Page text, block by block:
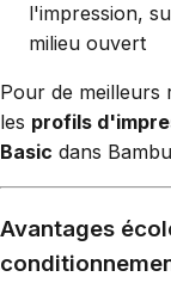
l'impression,
milieu ouvert
Pour de meilleurs
les profils
Basic dans
Avantages